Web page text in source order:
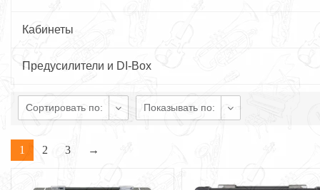
Кабинеты
Предусилители и DI-Box
Сортировать по: Показывать по:
1 2 3 →